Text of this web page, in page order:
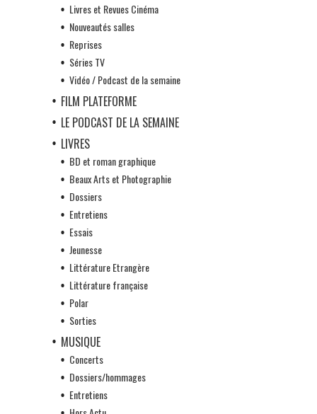
Livres et Revues Cinéma
Nouveautés salles
Reprises
Séries TV
Vidéo / Podcast de la semaine
FILM PLATEFORME
LE PODCAST DE LA SEMAINE
LIVRES
BD et roman graphique
Beaux Arts et Photographie
Dossiers
Entretiens
Essais
Jeunesse
Littérature Etrangère
Littérature française
Polar
Sorties
MUSIQUE
Concerts
Dossiers/hommages
Entretiens